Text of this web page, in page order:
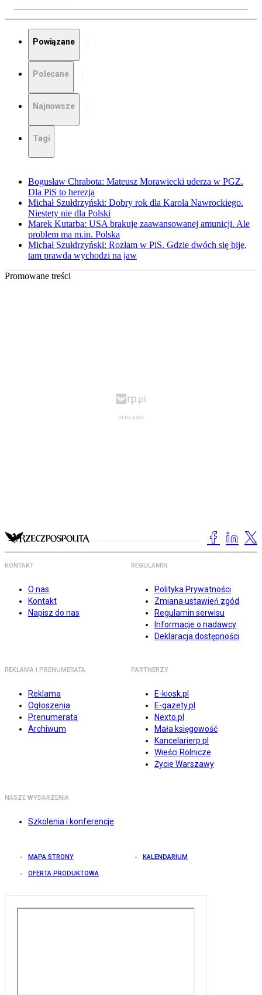
Powiązane
Polecane
Najnowsze
Tagi
Bogusław Chrabota: Mateusz Morawiecki uderza w PGZ.
Dla PiS to herezja
Michał Szułdrzyński: Dobry rok dla Karola Nawrockiego.
Niestety nie dla Polski
Marek Kutarba: USA brakuje zaawansowanej amunicji. Ale
problem ma m.in. Polska
Michał Szułdrzyński: Rozłam w PiS. Gdzie dwóch się bije,
tam prawda wychodzi na jaw
Promowane treści
KONTAKT
O nas
Kontakt
Napisz do nas
REGULAMIN
Polityka Prywatności
Zmiana ustawień zgód
Regulamin serwisu
Informacje o nadawcy
Deklaracja dostępności
REKLAMA I PRENUMERATA
Reklama
Ogłoszenia
Prenumerata
Archiwum
PARTNERZY
E-kiosk.pl
E-gazety.pl
Nexto.pl
Mała księgowość
Kancelarierp.pl
Wieści Rolnicze
Życie Warszawy
NASZE WYDARZENIA
Szkolenia i konferencje
MAPA STRONY KALENDARIUM
OFERTA PRODUKTOWA